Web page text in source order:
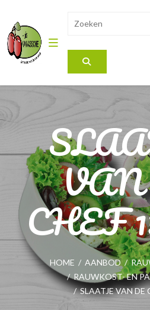
CHEF
HOME / AANBOD /
/ RAUWKOST- EN
/ SLAATJE VAN DE